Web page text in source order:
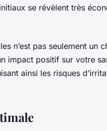
se révèlent très
n’est pas seulement un
impact positif sur votre
ainsi les risques